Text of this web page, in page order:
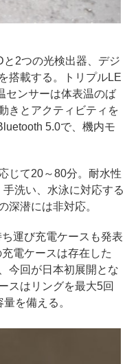
2つの光検出器、デジ
搭載する。トリプルLE
センサーは体表温のば
きとアクティビティを
5.0で、機内モ
じて20～80分。耐水性
洗い、水泳に対応する
深潜には非対応。
運び充電ケースも発表
電ケースは存在した
今回が日本初展開とな
スはリングを最大5回
を備える。